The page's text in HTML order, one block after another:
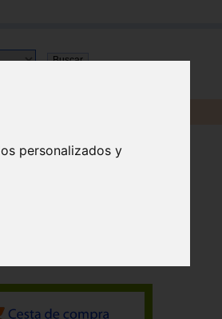
personalizados y